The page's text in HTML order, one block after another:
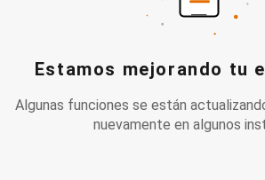
Estamos mejorando tu
Algunas funciones se están
nuevamente en algunos